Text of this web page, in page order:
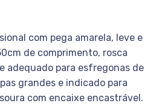
com pega amarela, leve e
de comprimento, rosca
adequado para esfregonas de
grandes e indicado para
com encaixe encastrável.